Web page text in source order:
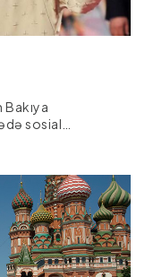
sosial
film çəkilişi üçün